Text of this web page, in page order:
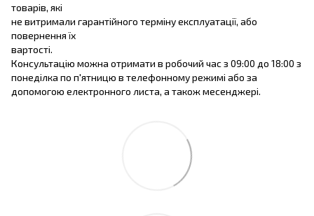
товарів, які
не витримали гарантійного терміну експлуатації, або
повернення їх
вартості.
Консультацію можна отримати в робочий час з 09:00 до 18:00 з
понеділка по п'ятницю в телефонному режимі або за
допомогою електронного листа, а також месенджері.